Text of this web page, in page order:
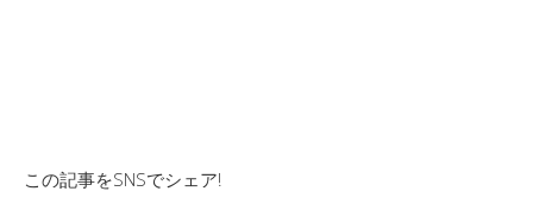
この記事をSNSでシェア!